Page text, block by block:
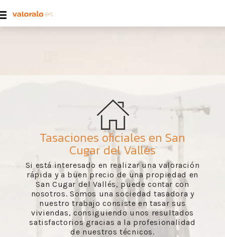
Tasaciones oficiales en San
Cugar del Vallés
Si está interesado en realizar una valoración
rápida y a buen precio de una propiedad en
San Cugar del Vallés, puede contar con
nosotros. Somos una sociedad tasadora y
nuestro trabajo consiste en tasar sus
viviendas, consiguiendo unos resultados
satisfactorios gracias a la profesionalidad
de nuestros técnicos.